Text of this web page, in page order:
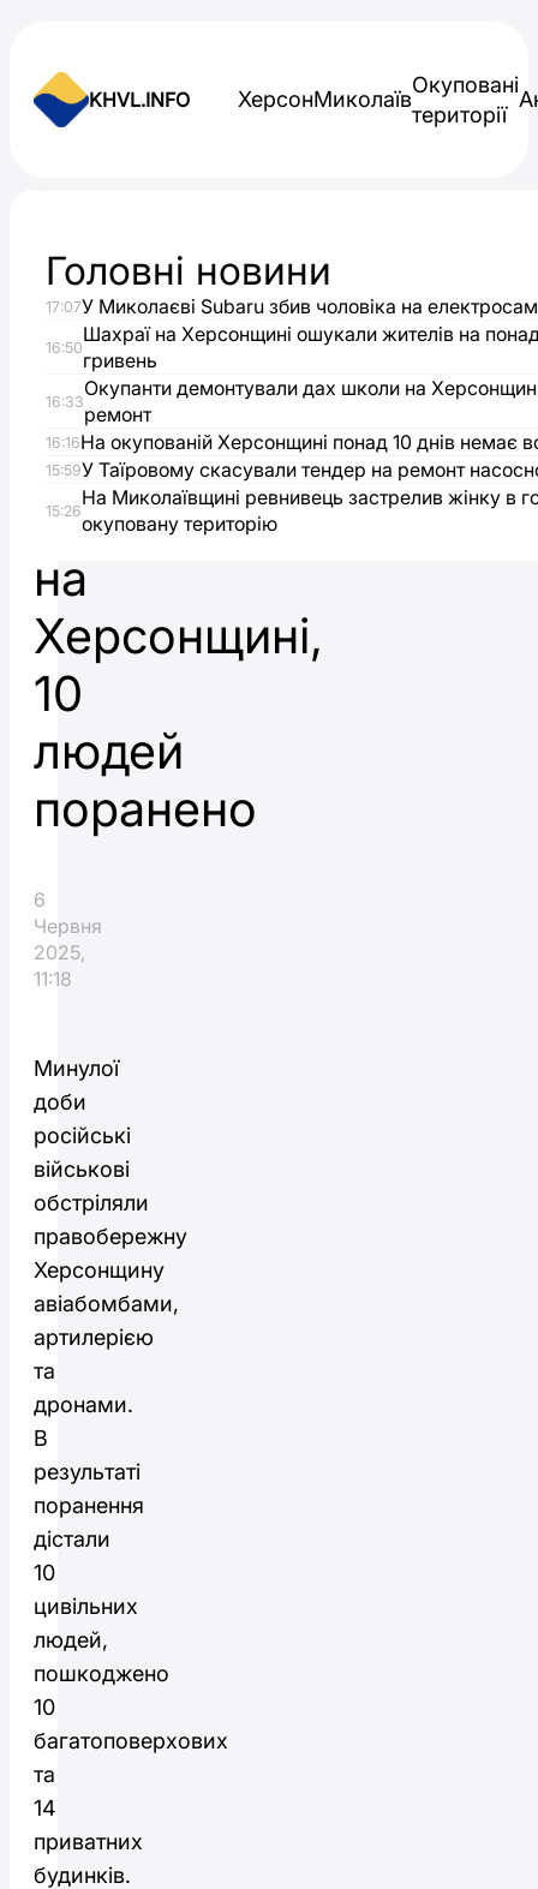
KHVL.INFO ХерсонМиколаїв
Окуповані
території
Армія
РФ
понівечила
24
будинки
на
Херсонщині,
10
людей
поранено
6
Червня
2025,
11:18
Минулої
доби
російські
військові
обстріляли
правобережну
Херсонщину
авіабомбами,
артилерією
та
дронами.
В
результаті
поранення
дістали
10
цивільних
людей,
пошкоджено
10
багатоповерхових
та
14
приватних
будинків.
Головні новини
17:07У Миколаєві Subaru збив чоловіка на
16:50
Шахраї на Херсонщині ошукали жителів на
гривень
16:33
Окупанти демонтували дах школи на
ремонт
16:16На окупованій Херсонщині понад 10 днів немає
15:59У Таїровому скасували тендер на ремонт
15:26
На Миколаївщині ревнивець застрелив жінку в
окуповану територію